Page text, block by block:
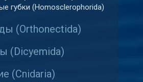
губки (Homosclerophorida)
(Orthonectida)
(Dicyemida)
(Cnidaria)